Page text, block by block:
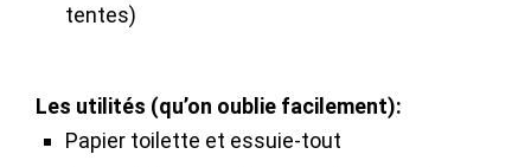
tentes)
Les utilités (qu’on oublie facilement):
Papier toilette et essuie-tout